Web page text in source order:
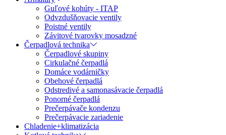
Guľové kohúty - ITAP
Odvzdušňovacie ventily
Poistné ventily
Závitové tvarovky mosadzné
Čerpadlová technika
Čerpadlové skupiny
Cirkulačné čerpadlá
Domáce vodárničky
Obehové čerpadlá
Odstredivé a samonasávacie čerpadlá
Ponorné čerpadlá
Prečerpávače kondenzu
Prečerpávacie zariadenie
Chladenie+klimatizácia